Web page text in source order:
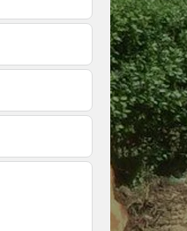
Entreprise abattage
arbre 56